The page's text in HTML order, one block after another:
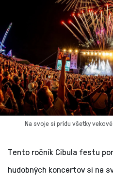
Na svoje si prídu všetky
Tento ročník Cibula festu
hudobných koncertov si na